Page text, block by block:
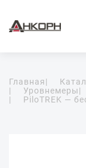
Главная|
|
Уровнемеры|
|
PiloTREK —